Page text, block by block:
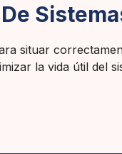
situar
la vida útil del